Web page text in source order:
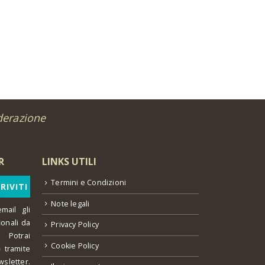
gli
da
Potrai
tramite
LINKS UTILI
Termini e Condizioni
Note legali
Privacy Policy
Cookie Policy